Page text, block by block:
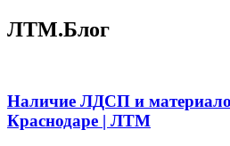
ЛТМ.Блог
Наличие ЛДСП и
Краснодаре | ЛТМ